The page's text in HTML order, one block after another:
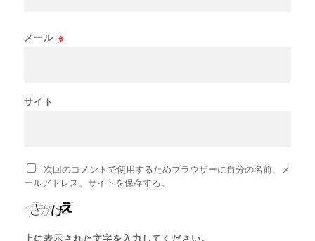
メール ※
サイト
次回のコメントで使用するためブラウザーに自分の名前、メ
ールアドレス、サイトを保存する。
上に表示された文字を入力してください。